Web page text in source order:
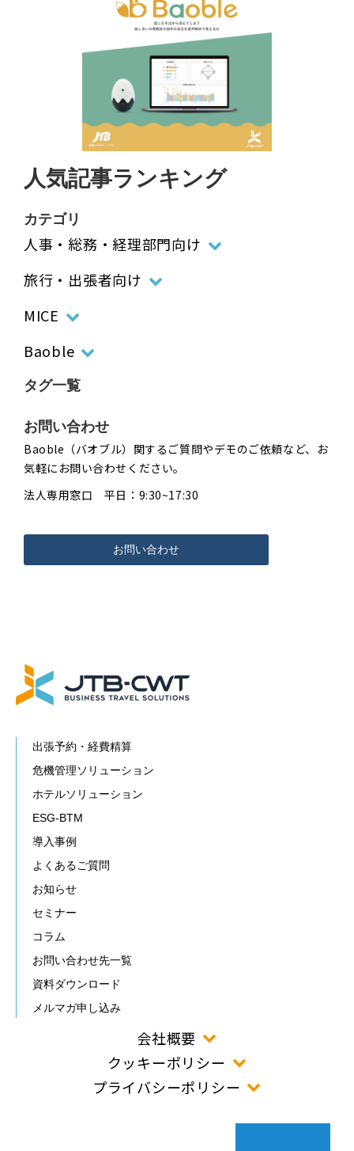
人気記事ランキング
カテゴリ
人事・総務・経理部門向け
旅行・出張者向け
MICE
Baoble
タグ一覧
お問い合わせ
Baoble（バオブル）関するご質問やデモのご依頼など、お
気軽にお問い合わせください。
法人専用窓口 平日：9:30~17:30
お問い合わせ
出張予約・経費精算
危機管理ソリューション
ホテルソリューション
ESG-BTM
導入事例
よくあるご質問
お知らせ
セミナー
コラム
お問い合わせ先一覧
資料ダウンロード
メルマガ申し込み
会社概要
クッキーポリシー
プライバシーポリシー